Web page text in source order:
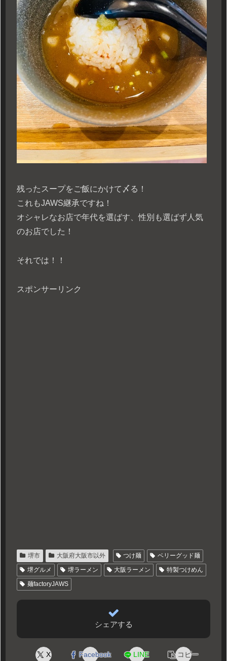
残ったスープをご飯にかけて〆る！
これもJAWS継承ですね！
オシャレなお店で年代を選ばす、性別も選ばず人気
のお店でした！
それでは！！
スポンサーリンク
堺市 大阪府大阪市以外 つけ麺
ベリーグッド麺
堺グルメ
堺ラーメン 大阪ラーメン
特製つけめん
麺factoryJAWS
シェアする
X Facebook LINE コピー